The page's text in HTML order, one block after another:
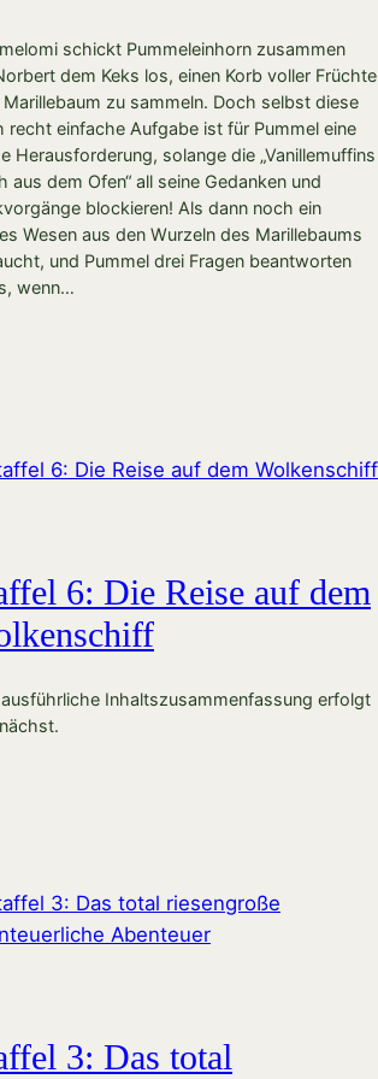
schickt Pummeleinhorn zusammen
dem Keks los, einen Korb voller Früchte
zu sammeln. Doch selbst diese
recht einfache Aufgabe ist für Pummel eine
Herausforderung, solange die „Vanillemuffins
aus dem Ofen“ all seine Gedanken und
blockieren! Als dann noch ein
Wesen aus den Wurzeln des Marillebaums
und Pummel drei Fragen beantworten
wenn…
6: Die Reise auf dem
ausführliche Inhaltszusammenfassung erfolgt
3: Das total